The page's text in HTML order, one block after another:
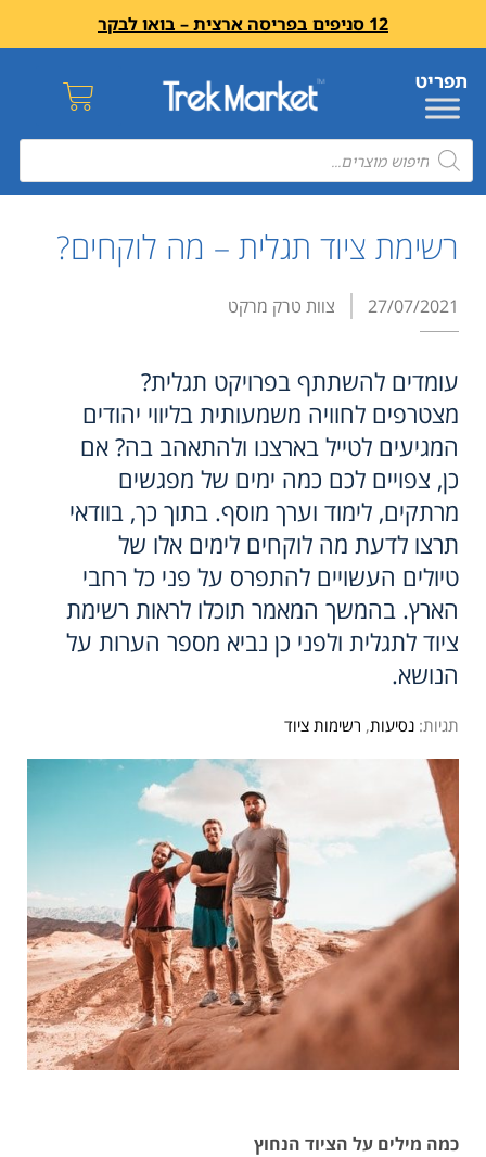
12 סניפים בפריסה ארצית – בואו לבקר
רשימת ציוד תגלית – מה לוקחים?
27/07/2021 צוות טרק מרקט
עומדים להשתתף בפרויקט תגלית?
מצטרפים לחוויה משמעותית בליווי יהודים
המגיעים לטייל בארצנו ולהתאהב בה? אם
כן, צפויים לכם כמה ימים של מפגשים
מרתקים, לימוד וערך מוסף. בתוך כך, בוודאי
תרצו לדעת מה לוקחים לימים אלו של
טיולים העשויים להתפרס על פני כל רחבי
הארץ. בהמשך המאמר תוכלו לראות רשימת
ציוד לתגלית ולפני כן נביא מספר הערות על
הנושא.
תגיות: נסיעות, רשימות ציוד
כמה מילים על הציוד הנחוץ